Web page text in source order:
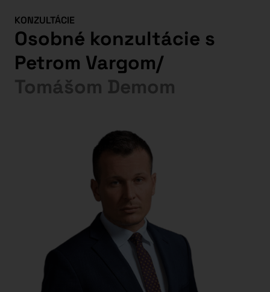
KONZULTÁCIE
Osobné konzultácie s
Petrom Vargom/
Tomášom Demom